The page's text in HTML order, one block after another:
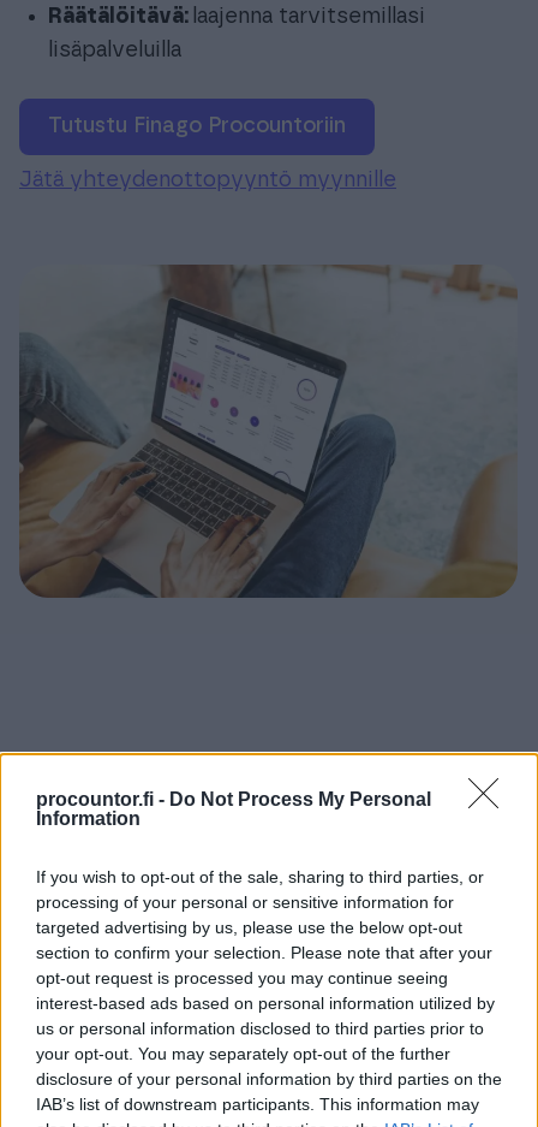
procountor.fi - Do Not Process My Personal
Information
If you wish to opt-out of the sale, sharing to third parties, or
processing of your personal or sensitive information for
targeted advertising by us, please use the below opt-out
section to confirm your selection. Please note that after your
opt-out request is processed you may continue seeing
interest-based ads based on personal information utilized by
us or personal information disclosed to third parties prior to
your opt-out. You may separately opt-out of the further
disclosure of your personal information by third parties on the
IAB’s list of downstream participants. This information may
Räätälöitävä: laajenna tarvitsemillasi
lisäpalveluilla
Tutustu Finago Procountoriin
Jätä yhteydenottopyyntö myynnille
Finago Procountor Solo –
aikaa säästävää
taloushallintoa yrittäjälle
Yksinyrittäjälle suunniteltu ohjelmisto, jolla
hoidat yrityksesi taloushallinnon vaivattomasti.
Saat käyttöösi verkkoselaimessa toimivan ja
yksinyrittäjälle suunnitellun ohjelmiston, jolla:
Helppokäyttöinen:jokainen osaa käyttää